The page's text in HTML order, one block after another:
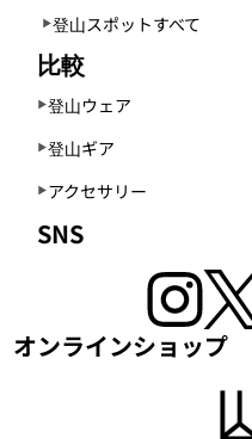
登山スポットすべて
比較
登山ウェア
登山ギア
アクセサリー
SNS
オンラインショップ